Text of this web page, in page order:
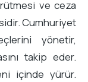
ve ceza
Cumhuriyet
yönetir,
takip eder.
içinde yürür.